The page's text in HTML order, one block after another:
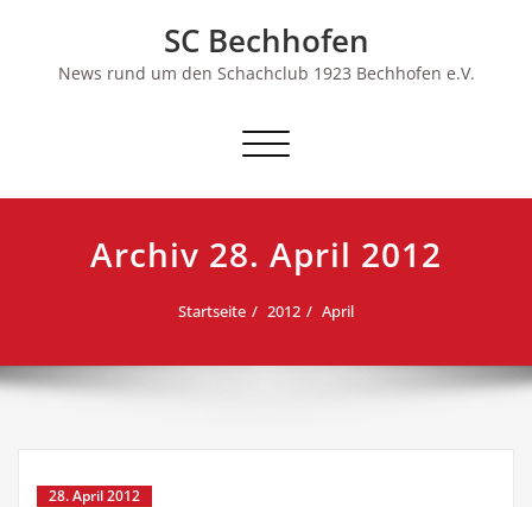
SC Bechhofen
News rund um den Schachclub 1923 Bechhofen e.V.
Schalte
Archiv 28. April 2012
Startseite 2012 April
28. April 2012